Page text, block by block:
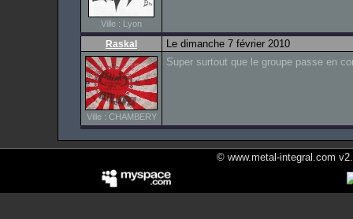
Ville : Lyon
Raskal Le dimanche 7 février 2010
Ville : CHAMBERY
Super surtout que le groupe passe en
© www.metal-integral.com